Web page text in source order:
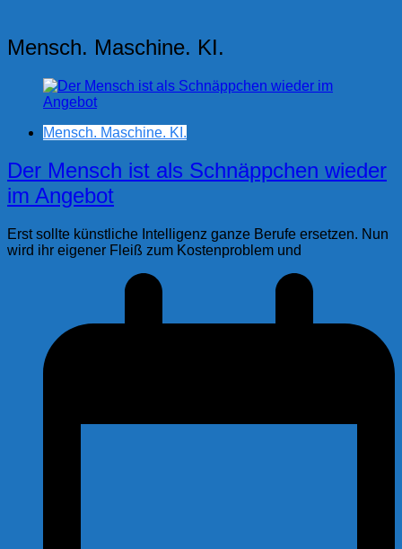
Mensch. Maschine. KI.
Mensch. Maschine. KI.
Der Mensch ist als Schnäppchen wieder
im Angebot
Erst sollte künstliche Intelligenz ganze Berufe ersetzen. Nun
wird ihr eigener Fleiß zum Kostenproblem und